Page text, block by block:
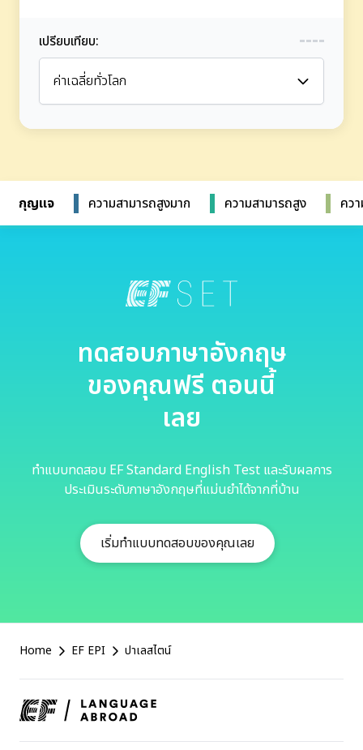
เปรียบเทียบ:
ค่าเฉลี่ยทั่วโลก
กุญแจ ความสามารถสูงมาก ความสามารถสูง คว
ทดสอบภาษาอังกฤษ
ของคุณฟรี ตอนนี้
เลย
ทำแบบทดสอบ EF Standard English Test และรับผลการ
ประเมินระดับภาษาอังกฤษที่แม่นยำได้จากที่บ้าน
เริ่มทำแบบทดสอบของคุณเลย
Footer
Home EF EPI ปาเลสไตน์